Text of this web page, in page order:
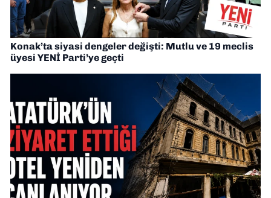
Konak’ta siyasi dengeler değişti: Mutlu ve 19 meclis
üyesi YENİ Parti’ye geçti